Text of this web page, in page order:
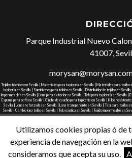
Parque Industrial Nuevo
41007,
Tejidos técnicos en Sevilla | Materiales para tapicería en Sevilla | Materiales para toldos
tapicería en Sevilla |
Suministros para toldos en Sevilla | Distribuidor de tejidos en Sevilla |
impermeables en Sevilla |
Lona para exterior en Sevilla | Tela para tapicería en Sevilla |
Espuma para sofá en Sevilla | Cincha de caucho para tapicería en Sevilla | Hilos
Sevilla |
Lonas reforzadas en Sevilla | Lona transparente en Sevilla | Tela para toldos
Sevilla | Cambio lona toldo en Sevilla | Tela náutica en Sevilla | Tejido impermeable en
para tapicería en Sevilla
2026 © Realizado por DosPZ
Utilizamos cookies propias ó de
experiencia de navegación en la
consideramos que acepta su uso.